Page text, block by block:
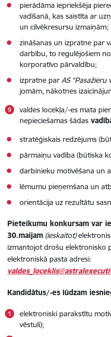
pierādāma iepriekšēja
vadīšanā, kas saistīta ar
un cilvēkresursu izmaiņām;
zināšanas un izpratne par
darbību, to regulējošiem
korporatīvo pārvaldību;
izpratne par AS “Pasažieru
jomām, nākotnes
valdes locekļa/-es mata
nepieciešamas šādas
stratēģiskais redzējums
pārmaiņu vadība (būtiska
darbinieku motivēšana un
lēmumu pieņemšana un
orientācija uz rezultātu
Pieteikumu konkursam var
30.maijam (ieskaitot)
izmantojot drošu elektronisko
elektroniskā pasta adresi:
Kandidātus/-es lūdzam
elektroniski parakstītu
vēstuli);